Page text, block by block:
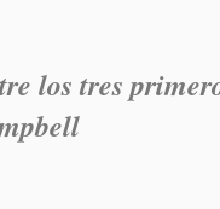
los tres